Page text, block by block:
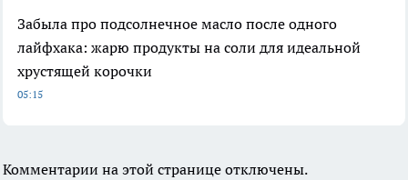
Забыла про подсолнечное масло после одного
лайфхака: жарю продукты на соли для идеальной
хрустящей корочки
05:15
Комментарии на этой странице отключены.